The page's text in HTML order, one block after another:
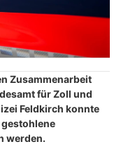
Zusammenarbeit
für Zoll und
Feldkirch konnte
werden.